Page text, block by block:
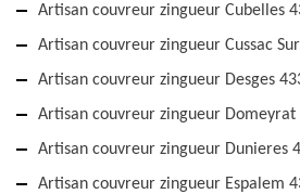
Artisan couvreur zingueur Cubelles
Artisan couvreur zingueur Cussac
Artisan couvreur zingueur Desges
Artisan couvreur zingueur Domeyrat
Artisan couvreur zingueur Dunieres
Artisan couvreur zingueur Espalem